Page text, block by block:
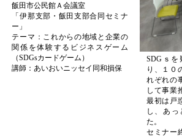
飯田市公民館Ａ会議室
「伊那支部・飯田支部合同セミナ
ー」
テーマ：これからの地域と企業の
関係を体験するビジネスゲーム
（SDGsカードゲーム）
講師：あいおいニッセイ同和損保
SDGｓ
り、１０
れぞれの
して事業
最初は戸
し、あっ
た。
セミナー